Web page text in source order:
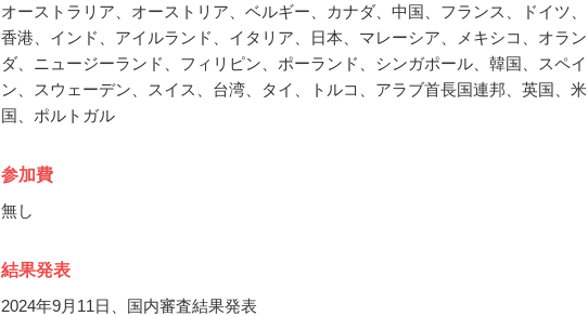
オーストラリア、オーストリア、ベルギー、カナダ、中国、フランス、ドイツ、
香港、インド、アイルランド、イタリア、日本、マレーシア、メキシコ、オラン
ダ、ニュージーランド、フィリピン、ポーランド、シンガポール、韓国、スペイ
ン、スウェーデン、スイス、台湾、タイ、トルコ、アラブ首長国連邦、英国、米
国、ポルトガル
参加費
無し
結果発表
2024年9月11日、国内審査結果発表